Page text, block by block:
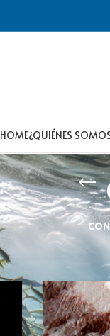
HOME¿QUIÉNES